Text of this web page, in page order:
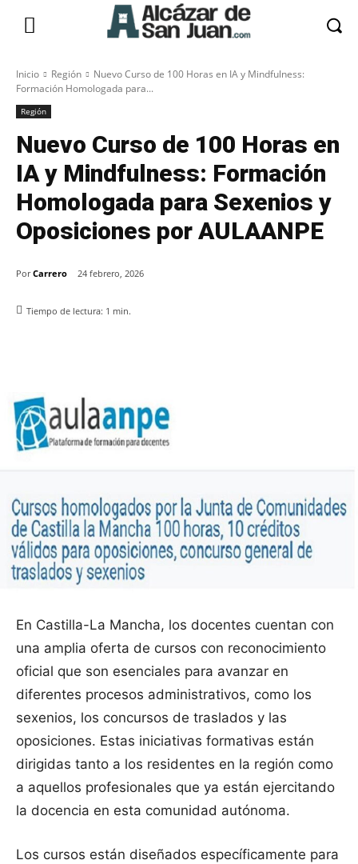
Inicio Región
Nuevo Curso de 100 Horas en IA y Mindfulness:
Formación Homologada para...
Región
Nuevo Curso de 100 Horas en
IA y Mindfulness: Formación
Homologada para Sexenios y
Oposiciones por AULAANPE
Por Carrero 24 febrero, 2026
Tiempo de lectura: 1 min.
En Castilla-La Mancha, los docentes cuentan con
una amplia oferta de cursos con reconocimiento
oficial que son esenciales para avanzar en
diferentes procesos administrativos, como los
sexenios, los concursos de traslados y las
oposiciones. Estas iniciativas formativas están
dirigidas tanto a los residentes en la región como
a aquellos profesionales que ya están ejercitando
la docencia en esta comunidad autónoma.
Los cursos están diseñados específicamente para